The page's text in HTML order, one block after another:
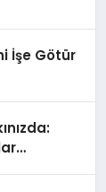
İşe Götür